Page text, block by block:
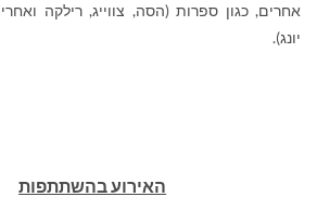
אחרים, כגון ספרות (הסה, צווייג, רילקה
יונג).
האירוע בהשתתפות